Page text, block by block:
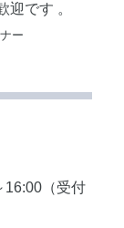
迎です 。
ー
16:00（受付